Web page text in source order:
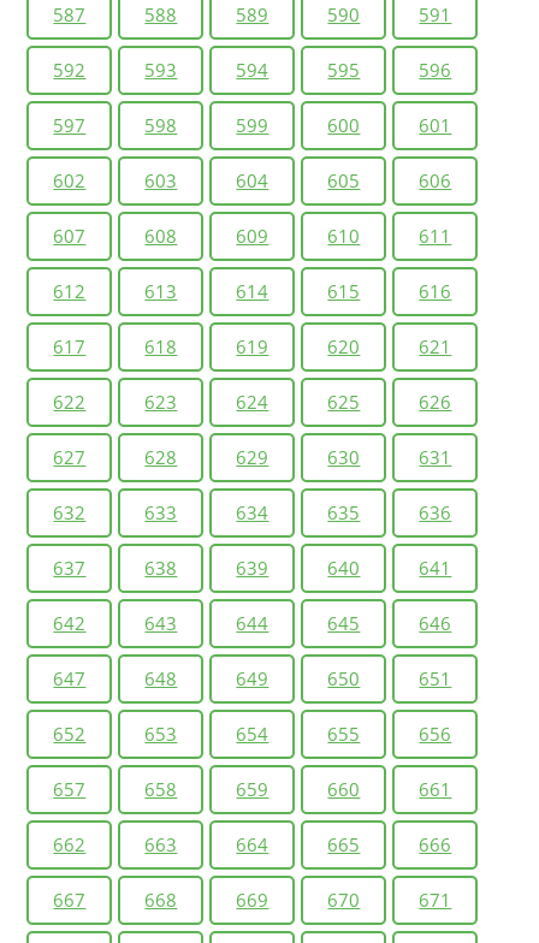
587 588 589 590 591
592 593 594 595 596
597 598 599 600 601
602 603 604 605 606
607 608 609 610 611
612 613 614 615 616
617 618 619 620 621
622 623 624 625 626
627 628 629 630 631
632 633 634 635 636
637 638 639 640 641
642 643 644 645 646
647 648 649 650 651
652 653 654 655 656
657 658 659 660 661
662 663 664 665 666
667 668 669 670 671